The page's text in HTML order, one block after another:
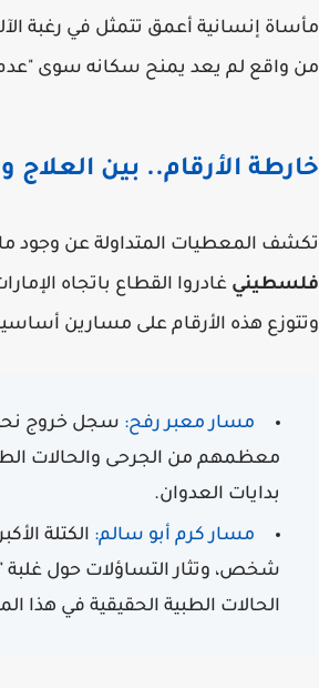
مأساة إنسانية أعمق تتمثل في رغبة
من واقع لم يعد يمنح سكانه سوى "عدم
خارطة الأرقام.. بين العلاج
تكشف المعطيات المتداولة عن وجود
فلسطيني غادروا القطاع باتجاه
وتتوزع هذه الأرقام على مسارين
مسار معبر رفح:
معظمهم من الجرحى والحالات
بدايات العدوان.
مسار كرم أبو سالم:
شخص، وتثار التساؤلات حول غلبة
الحالات الطبية الحقيقية في هذا